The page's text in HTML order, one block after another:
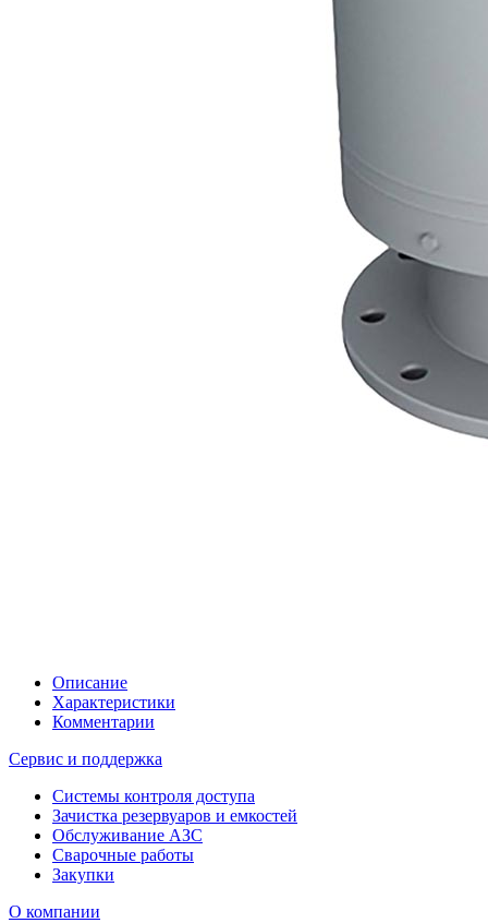
Описание
Характеристики
Комментарии
Сервис и поддержка
Системы контроля доступа
Зачистка резервуаров и емкостей
Обслуживание АЗС
Сварочные работы
Закупки
О компании